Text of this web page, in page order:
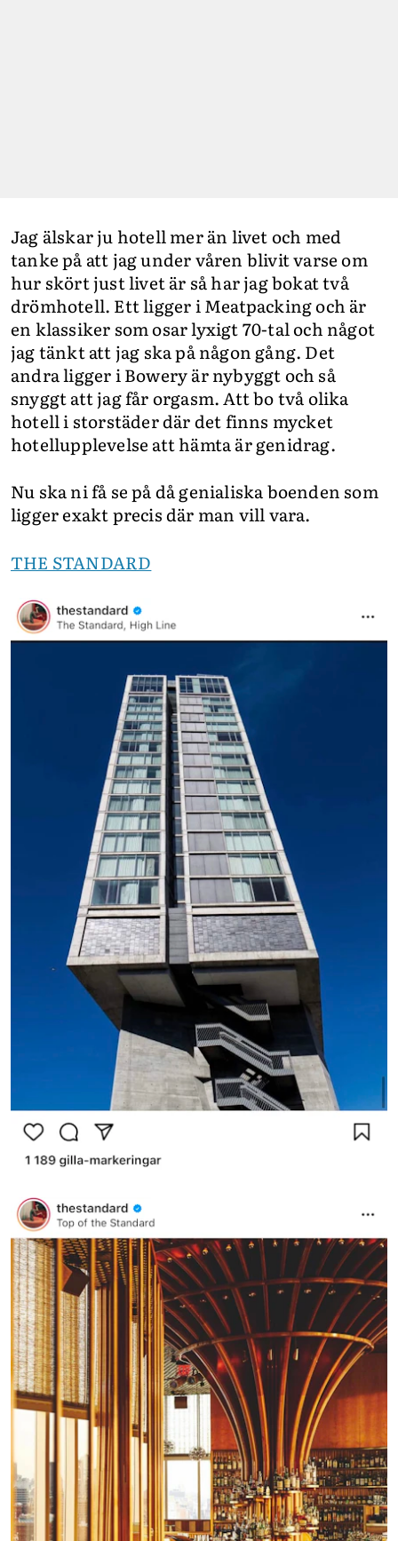
Jag älskar ju hotell mer än livet och med
tanke på att jag under våren blivit varse om
hur skört just livet är så har jag bokat två
drömhotell. Ett ligger i Meatpacking och är
en klassiker som osar lyxigt 70-tal och något
jag tänkt att jag ska på någon gång. Det
andra ligger i Bowery är nybyggt och så
snyggt att jag får orgasm. Att bo två olika
hotell i storstäder där det finns mycket
hotellupplevelse att hämta är genidrag.
Nu ska ni få se på då genialiska boenden som
ligger exakt precis där man vill vara.
THE STANDARD